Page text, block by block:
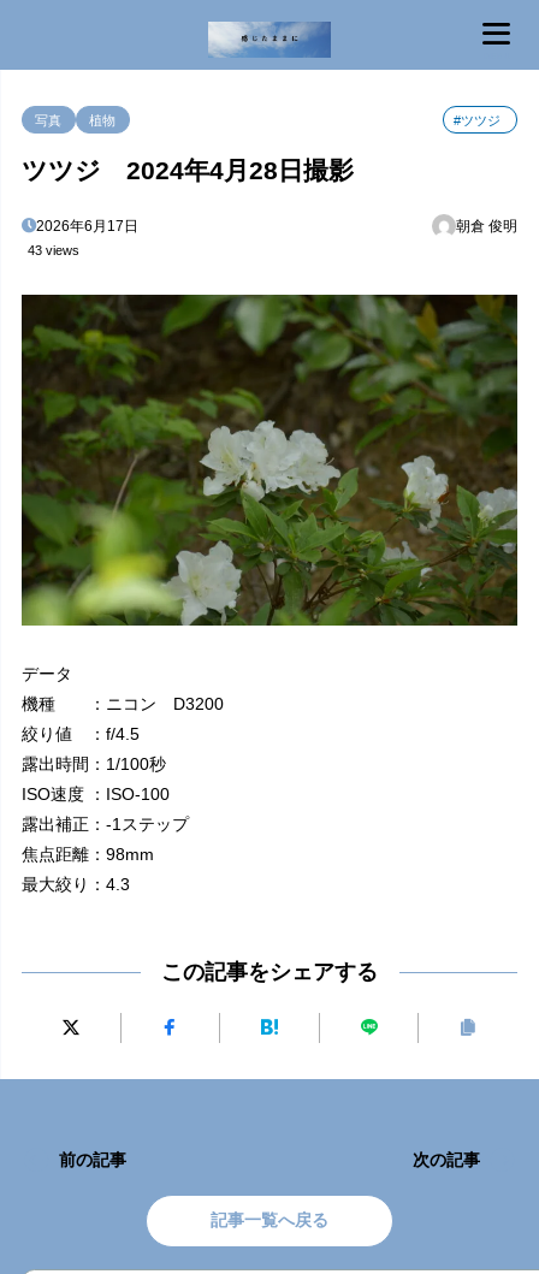
写真 植物 #ツツジ
ツツジ 2024年4月28日撮影
2026年6月17日 朝倉 俊明
43 views
データ
機種 ：ニコン D3200
絞り値 ：f/4.5
露出時間：1/100秒
ISO速度 ：ISO-100
露出補正：-1ステップ
焦点距離：98mm
最大絞り：4.3
この記事をシェアする
前の記事
記事一覧へ戻る
次の記事